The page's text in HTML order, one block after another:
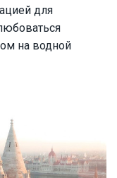
для
на водной